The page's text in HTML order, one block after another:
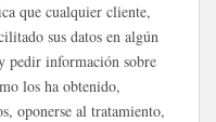
que cualquier cliente,
sus datos en algún
pedir información sobre
los ha obtenido,
oponerse al tratamiento,